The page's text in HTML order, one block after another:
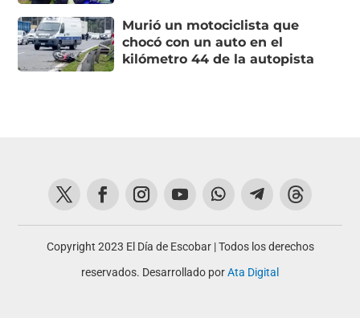
Murió un motociclista que
chocó con un auto en el
kilómetro 44 de la autopista
Copyright 2023 El Día de Escobar | Todos los derechos
reservados. Desarrollado porAta Digital